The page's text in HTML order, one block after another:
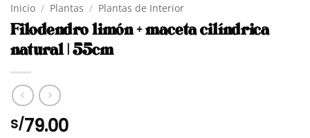
Inicio / Plantas / Plantas de Interior
Filodendro limón + maceta cilíndrica
natural | 55cm
S/79.00